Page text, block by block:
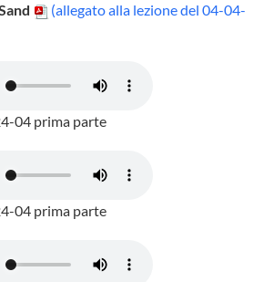
(allegato alla lezione del 04-04-
04 prima parte
04 prima parte